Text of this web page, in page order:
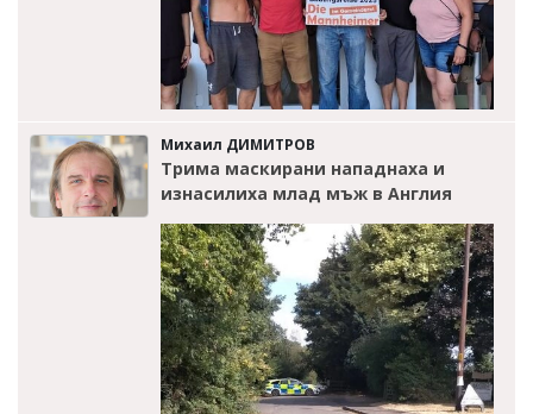
Михаил ДИМИТРОВ
Трима маскирани нападнаха и
изнасилиха млад мъж в Англия